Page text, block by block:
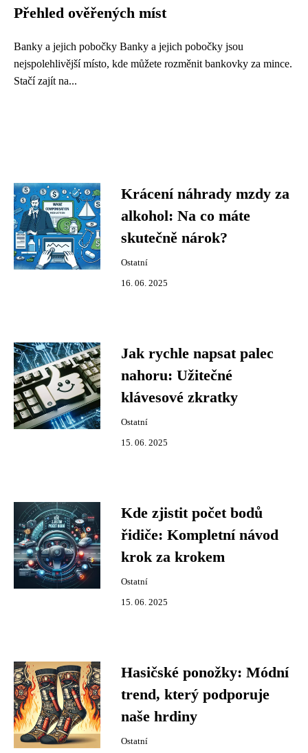
Přehled ověřených míst
Banky a jejich pobočky Banky a jejich pobočky jsou
nejspolehlivější místo, kde můžete rozměnit bankovky za mince.
Stačí zajít na...
Krácení náhrady mzdy za
alkohol: Na co máte
skutečně nárok?
Ostatní
16. 06. 2025
Jak rychle napsat palec
nahoru: Užitečné
klávesové zkratky
Ostatní
15. 06. 2025
Kde zjistit počet bodů
řidiče: Kompletní návod
krok za krokem
Ostatní
15. 06. 2025
Hasičské ponožky: Módní
trend, který podporuje
naše hrdiny
Ostatní